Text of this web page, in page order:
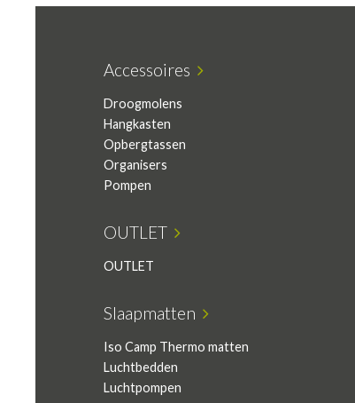
Accessoires
Droogmolens
Hangkasten
Opbergtassen
Organisers
Pompen
OUTLET
OUTLET
Slaapmatten
Iso Camp Thermo matten
Luchtbedden
Luchtpompen